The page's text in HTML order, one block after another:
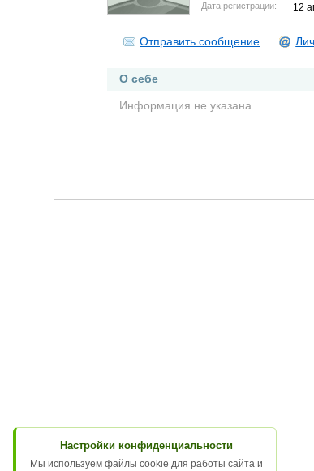
Дата регистрации: 12
Отправить сообщение
О себе
Информация не указана.
Настройки конфиденциальности
Мы используем файлы cookie для работы сайта и